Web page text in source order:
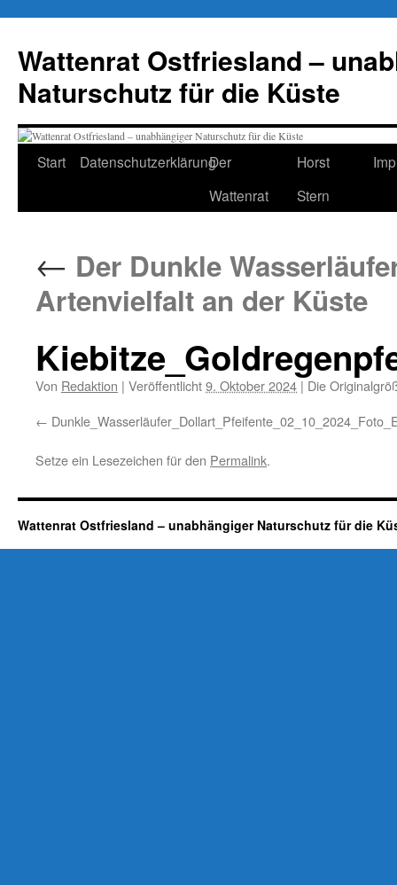
springen
Wattenrat Ostfriesland –
Naturschutz für die Küste
Start DatenschutzerklärungDer
Wattenrat
Horst
Stern
← Der Dunkle
Artenvielfalt an der Küste
Von Redaktion | Veröffentlicht9. Oktober 2024 | Die
Setze ein Lesezeichen für den Permalink.
Wattenrat Ostfriesland – unabhängiger Naturschutz für die